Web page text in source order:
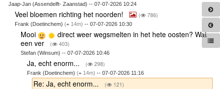
Jaap-Jan (Assendelft- Zaanstad) -- 07-07-2026 10:24
Veel bloemen richting het noorden! ( 786)
Frank (Doetinchem) ( 14m) -- 07-07-2026 10:30
Mooi
direct weer wegsmelten in het hete oosten? Wat
een ver
( 403)
Stefan (Winsum) -- 07-07-2026 10:46
Ja, echt enorm... ( 298)
Frank (Doetinchem) ( 14m) -- 07-07-2026 11:16
Re: Ja, echt enorm... ( 121)